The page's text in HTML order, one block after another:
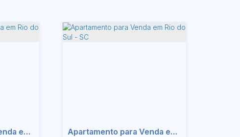
Apartamento para Venda em Rio do Sul - SC Apartamento para Venda em Rio do Sul - SC